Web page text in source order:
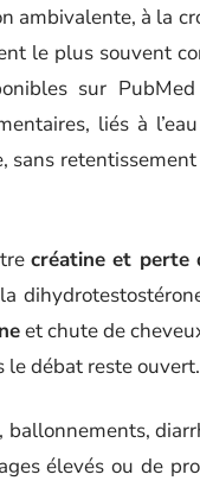
ambivalente, à la
le plus souvent
sur
liés à
sans
créatine et perte
et chute de
le débat reste ouvert.
ballonnements,
élevés ou de